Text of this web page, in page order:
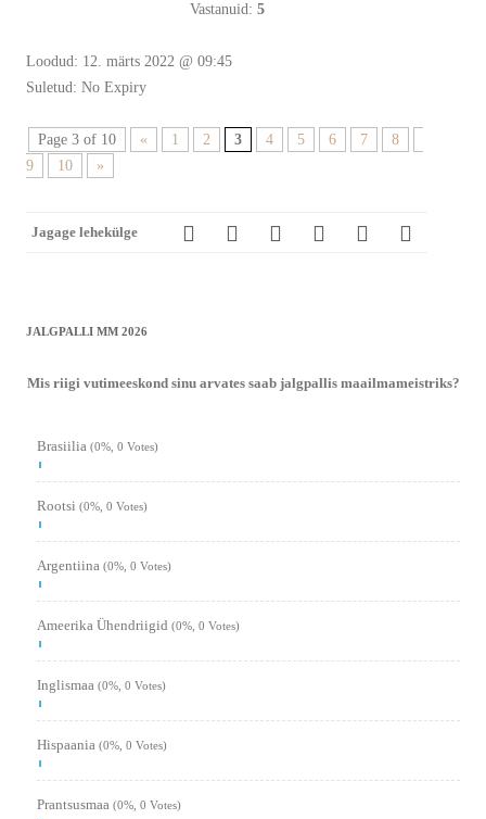
Vastanuid: 5
Loodud: 12. märts 2022 @ 09:45
Suletud: No Expiry
Page 3 of 10 « 1 2 3 4 5 6 7
8
9
10 »
Jagage lehekülge
JALGPALLI MM 2026
Mis riigi vutimeeskond sinu arvates saab jalgpallis maailmameistriks?
Brasiilia (0%, 0 Votes)
Rootsi (0%, 0 Votes)
Argentiina (0%, 0 Votes)
Ameerika Ühendriigid (0%, 0 Votes)
Inglismaa (0%, 0 Votes)
Hispaania (0%, 0 Votes)
Prantsusmaa (0%, 0 Votes)